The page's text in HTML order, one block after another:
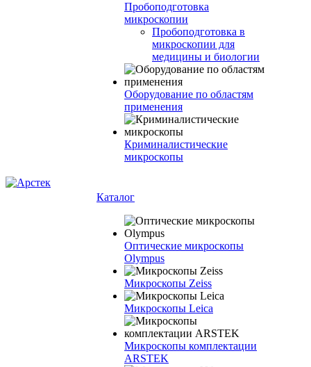
Пробоподготовка
микроскопии
Пробоподготовка в
микроскопии для
медицины и биологии
Оборудование по областям
применения
Криминалистические
микроскопы
Каталог
Оптические микроскопы
Olympus
Микроскопы Zeiss
Микроскопы Leica
Микроскопы комплектации
ARSTEK